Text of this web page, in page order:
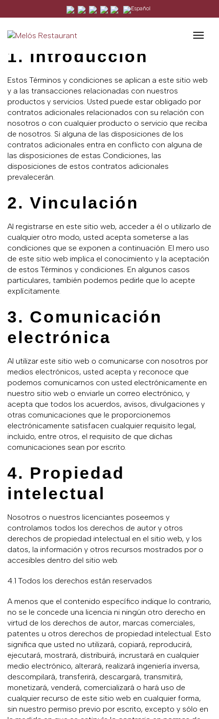
Los términos y condiciones se actualizaron por última vez
el 18 de November de 2025
1. Introducción
Estos Términos y condiciones se aplican a este sitio web
y a las transacciones relacionadas con nuestros
productos y servicios. Usted puede estar obligado por
contratos adicionales relacionados con su relación con
nosotros o con cualquier producto o servicio que reciba
de nosotros. Si alguna de las disposiciones de los
contratos adicionales entra en conflicto con alguna de
las disposiciones de estas Condiciones, las
disposiciones de estos contratos adicionales
prevalecerán.
2. Vinculación
Al registrarse en este sitio web, acceder a él o utilizarlo de
cualquier otro modo, usted acepta someterse a las
condiciones que se exponen a continuación. El mero uso
de este sitio web implica el conocimiento y la aceptación
de estos Términos y condiciones. En algunos casos
particulares, también podemos pedirle que lo acepte
explícitamente.
3. Comunicación
electrónica
Al utilizar este sitio web o comunicarse con nosotros por
medios electrónicos, usted acepta y reconoce que
podemos comunicarnos con usted electrónicamente en
nuestro sitio web o enviarle un correo electrónico, y
acepta que todos los acuerdos, avisos, divulgaciones y
otras comunicaciones que le proporcionemos
electrónicamente satisfacen cualquier requisito legal,
incluido, entre otros, el requisito de que dichas
comunicaciones sean por escrito.
4. Propiedad
intelectual
Nosotros o nuestros licenciantes poseemos y
controlamos todos los derechos de autor y otros
derechos de propiedad intelectual en el sitio web, y los
datos, la información y otros recursos mostrados por o
accesibles dentro del sitio web.
4.1 Todos los derechos están reservados
A menos que el contenido específico indique lo contrario,
no se le concede una licencia ni ningún otro derecho en
virtud de los derechos de autor, marcas comerciales,
patentes u otros derechos de propiedad intelectual. Esto
significa que usted no utilizará, copiará, reproducirá,
ejecutará, mostrará, distribuirá, incrustará en cualquier
medio electrónico, alterará, realizará ingeniería inversa,
descompilará, transferirá, descargará, transmitirá,
monetizará, venderá, comercializará o hará uso de
cualquier recurso de este sitio web en cualquier forma,
sin nuestro permiso previo por escrito, excepto y sólo en